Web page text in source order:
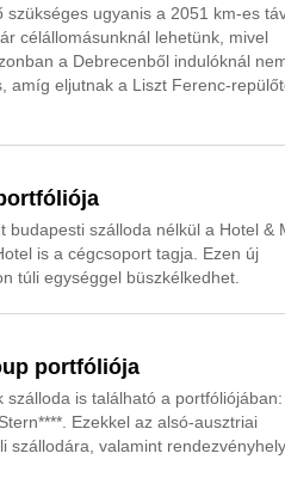
ugyanis a 2051 km-es
célállomásunknál lehetünk, mivel
a Debrecenből indulóknál
amíg eljutnak a Liszt Ferenc-
szálloda nélkül a Hotel &
is a cégcsoport tagja. Ezen új
túli egységgel büszkélkedhet.
portfóliója
is található a
Ezekkel az alsó-ausztriai
szállodára, valamint